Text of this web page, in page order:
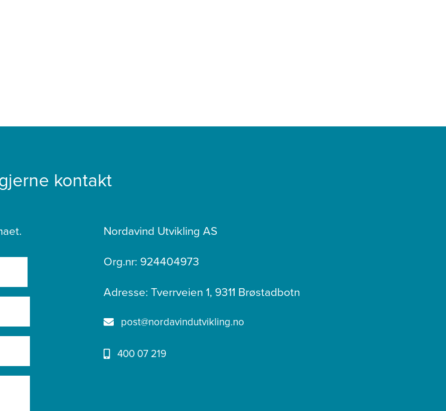
kontakt
Nordavind Utvikling AS
Org.nr: 924404973
Adresse: Tverrveien 1, 9311 Brøstadbotn
post@nordavindutvikling.no
400 07 219